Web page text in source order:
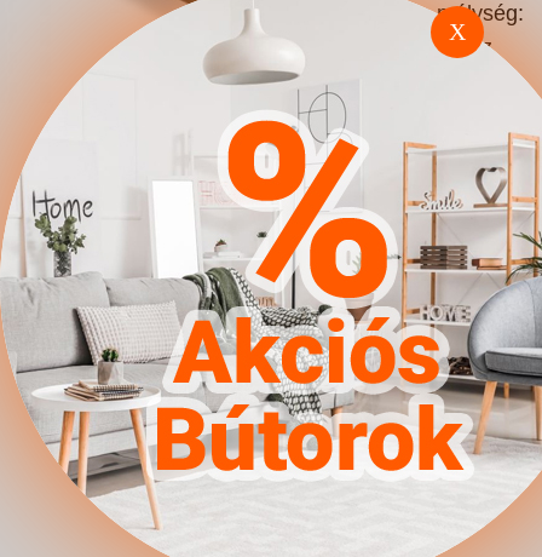
mm || Üléspárna mélység:
530 mm || A kartámasz
magassága: 620 mm ||
Karfa szélesség: 170 mm ||
Alvás funkció: Nem ||
Lábak: Kerekek || Lábak:
Fa || Lábmagasság: 80 mm
|| Ágyneműtartó: Nem ||
Összeszerelve szállítás:
Igen || Rugó: Nem ||
Anyagok: Kárpit ||
Ellenállóság: 29000
Martindale - ciklus ||
Ágytest anyaga: Fa ||
Ágytest anyaga: Laminált
X